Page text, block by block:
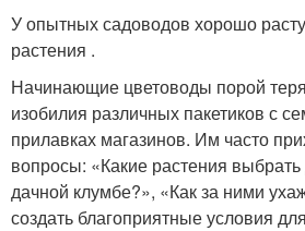
У опытных садоводов хорошо
растения .
Начинающие цветоводы порой
изобилия различных пакетиков с
прилавках магазинов. Им часто
вопросы: «Какие растения
дачной клумбе?», «Как за ними
создать благоприятные условия